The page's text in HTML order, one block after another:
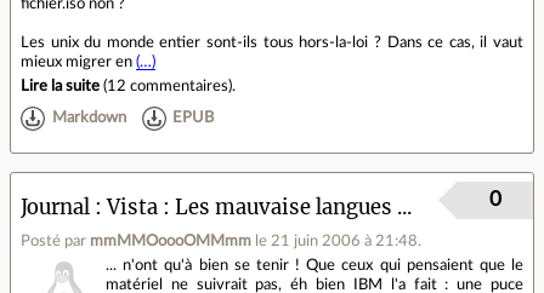
fichier.iso non ?
Les unix du monde entier sont-ils tous hors-la-loi ? Dans ce cas, il vaut
mieux migrer en (…)
Lire la suite (12 commentaires).
Markdown EPUB
Journal Vista : Les mauvaise langues ...
Posté par mmMMOoooOMMmm le 21 juin 2006 à 21:48.
0
... n'ont qu'à bien se tenir ! Que ceux qui pensaient que le
matériel ne suivrait pas, éh bien IBM l'a fait : une puce